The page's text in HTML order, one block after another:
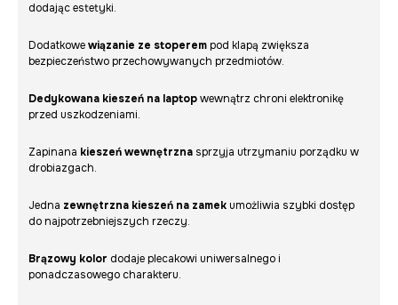
dodając estetyki.
Dodatkowewiązanie ze stoperem pod klapą zwiększa
bezpieczeństwo przechowywanych przedmiotów.
Dedykowana kieszeń na laptopwewnątrz chroni elektronikę
przed uszkodzeniami.
Zapinana kieszeń wewnętrzna sprzyja utrzymaniu porządku w
drobiazgach.
Jedna zewnętrzna kieszeń na zamek umożliwia szybki dostęp
do najpotrzebniejszych rzeczy.
Brązowy kolor dodaje plecakowi uniwersalnego i
ponadczasowego charakteru.